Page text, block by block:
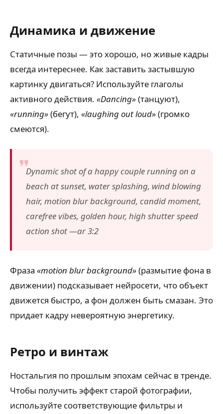
Динамика и движение
Статичные позы — это хорошо, но живые кадры
всегда интереснее. Как заставить застывшую
картинку двигаться? Используйте глаголы
активного действия. «Dancing»(танцуют),
«running»(бегут), «laughing out loud»(громко
смеются).
Dynamic shot of a happy couple running on a
beach at sunset, water splashing, wind blowing
hair, motion blur background, candid moment,
carefree vibes, golden hour, high shutter speed
action shot —ar 3:2
Фраза «motion blur background»(размытие фона в
движении) подсказывает нейросети, что объект
движется быстро, а фон должен быть смазан. Это
придает кадру невероятную энергетику.
Ретро и винтаж
Ностальгия по прошлым эпохам сейчас в тренде.
Чтобы получить эффект старой фотографии,
используйте соответствующие фильтры и